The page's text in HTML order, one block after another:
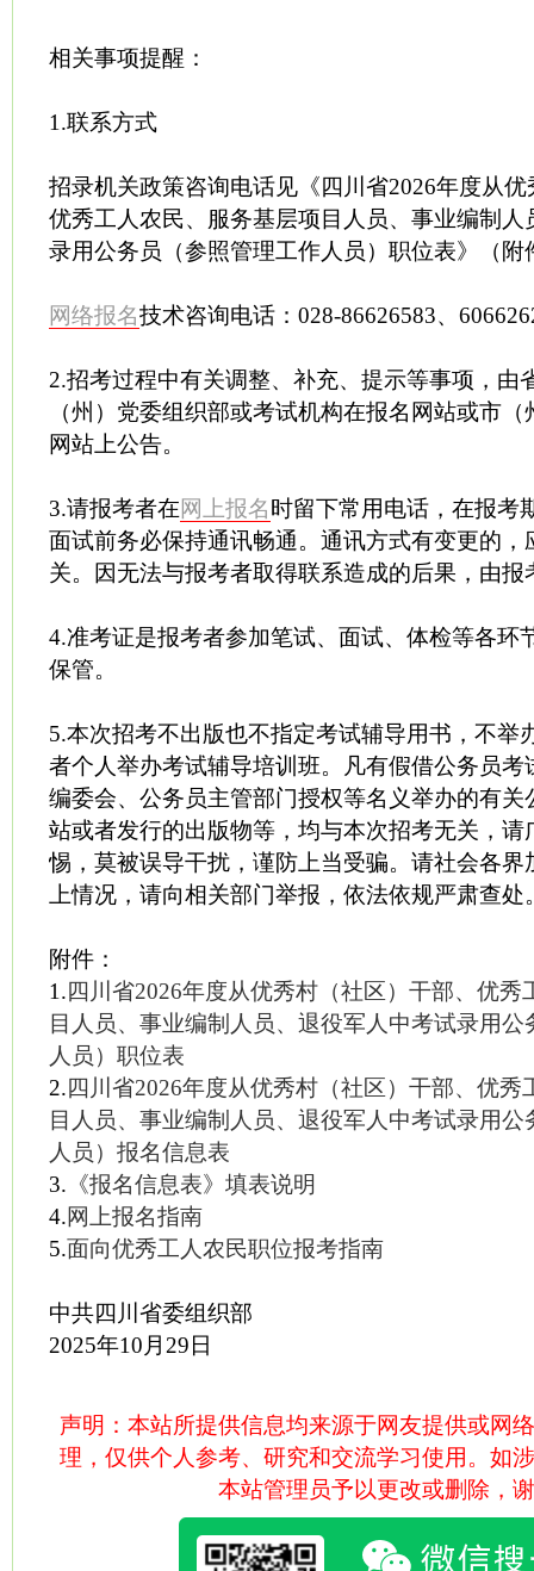
相关事项提醒：
1.联系方式
招录机关政策咨询电话见《四川省2026年度从
优秀工人农民、服务基层项目人员、事业编制人
录用公务员（参照管理工作人员）职位表》（附
网络报名技术咨询电话：028-86626583、
2.招考过程中有关调整、补充、提示等事项，由
（州）党委组织部或考试机构在报名网站或市
网站上公告。
3.请报考者在网上报名 时留下常用电话，在报考
面试前务必保持通讯畅通。通讯方式有变更的，
关。因无法与报考者取得联系造成的后果，由报
4.准考证是报考者参加笔试、面试、体检等各环
保管。
5.本次招考不出版也不指定考试辅导用书，不举
者个人举办考试辅导培训班。凡有假借公务员考
编委会、公务员主管部门授权等名义举办的有关
站或者发行的出版物等，均与本次招考无关，请
惕，莫被误导干扰，谨防上当受骗。请社会各界
上情况，请向相关部门举报，依法依规严肃查处
附件：
1.四川省2026年度从优秀村（社区）干部、优秀
目人员、事业编制人员、退役军人中考试录用
人员）职位表
2.四川省2026年度从优秀村（社区）干部、优秀
目人员、事业编制人员、退役军人中考试录用
人员）报名信息表
3. 《报名信息表》填表说明
4.网上报名指南
5.面向优秀工人农民职位报考指南
中共四川省委组织部
2025年10月29日
声明：本站所提供信息均来源于网友提供或网
理，仅供个人参考、研究和交流学习使用。如
本站管理员予以更改或删除，